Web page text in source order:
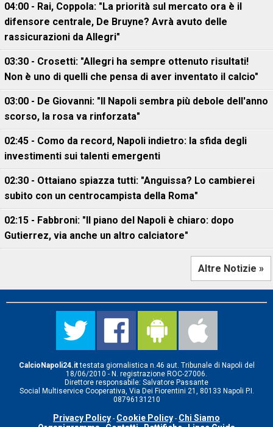
04:00 - Rai, Coppola: "La priorità sul mercato ora è il
difensore centrale, De Bruyne? Avrà avuto delle
rassicurazioni da Allegri"
03:30 - Crosetti: "Allegri ha sempre ottenuto risultati!
Non è uno di quelli che pensa di aver inventato il calcio"
03:00 - De Giovanni: "Il Napoli sembra più debole dell'anno
scorso, la rosa va rinforzata"
02:45 - Como da record, Napoli indietro: la sfida degli
investimenti sui talenti emergenti
02:30 - Ottaiano spiazza tutti: "Anguissa? Lo cambierei
subito con un centrocampista della Roma"
02:15 - Fabbroni: "Il piano del Napoli è chiaro: dopo
Gutierrez, via anche un altro calciatore"
Altre Notizie »
CalcioNapoli24.ittestata giornalistica n.46 aut. Tribunale di Napoli del
18/06/2010 - N. registrazione ROC-27006.
Direttore responsabile: Salvatore Passante
Social Multiservice Cooperativa, Via Dei Fiorentini 21, 80133 Napoli P.I.
08796131210
Privacy Policy - Cookie Policy - Chi Siamo